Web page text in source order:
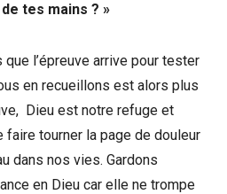
tes mains ? »
que l’épreuve arrive pour tester
en recueillons est alors plus
Dieu est notre refuge et
faire tourner la page de douleur
dans nos vies. Gardons
en Dieu car elle ne trompe